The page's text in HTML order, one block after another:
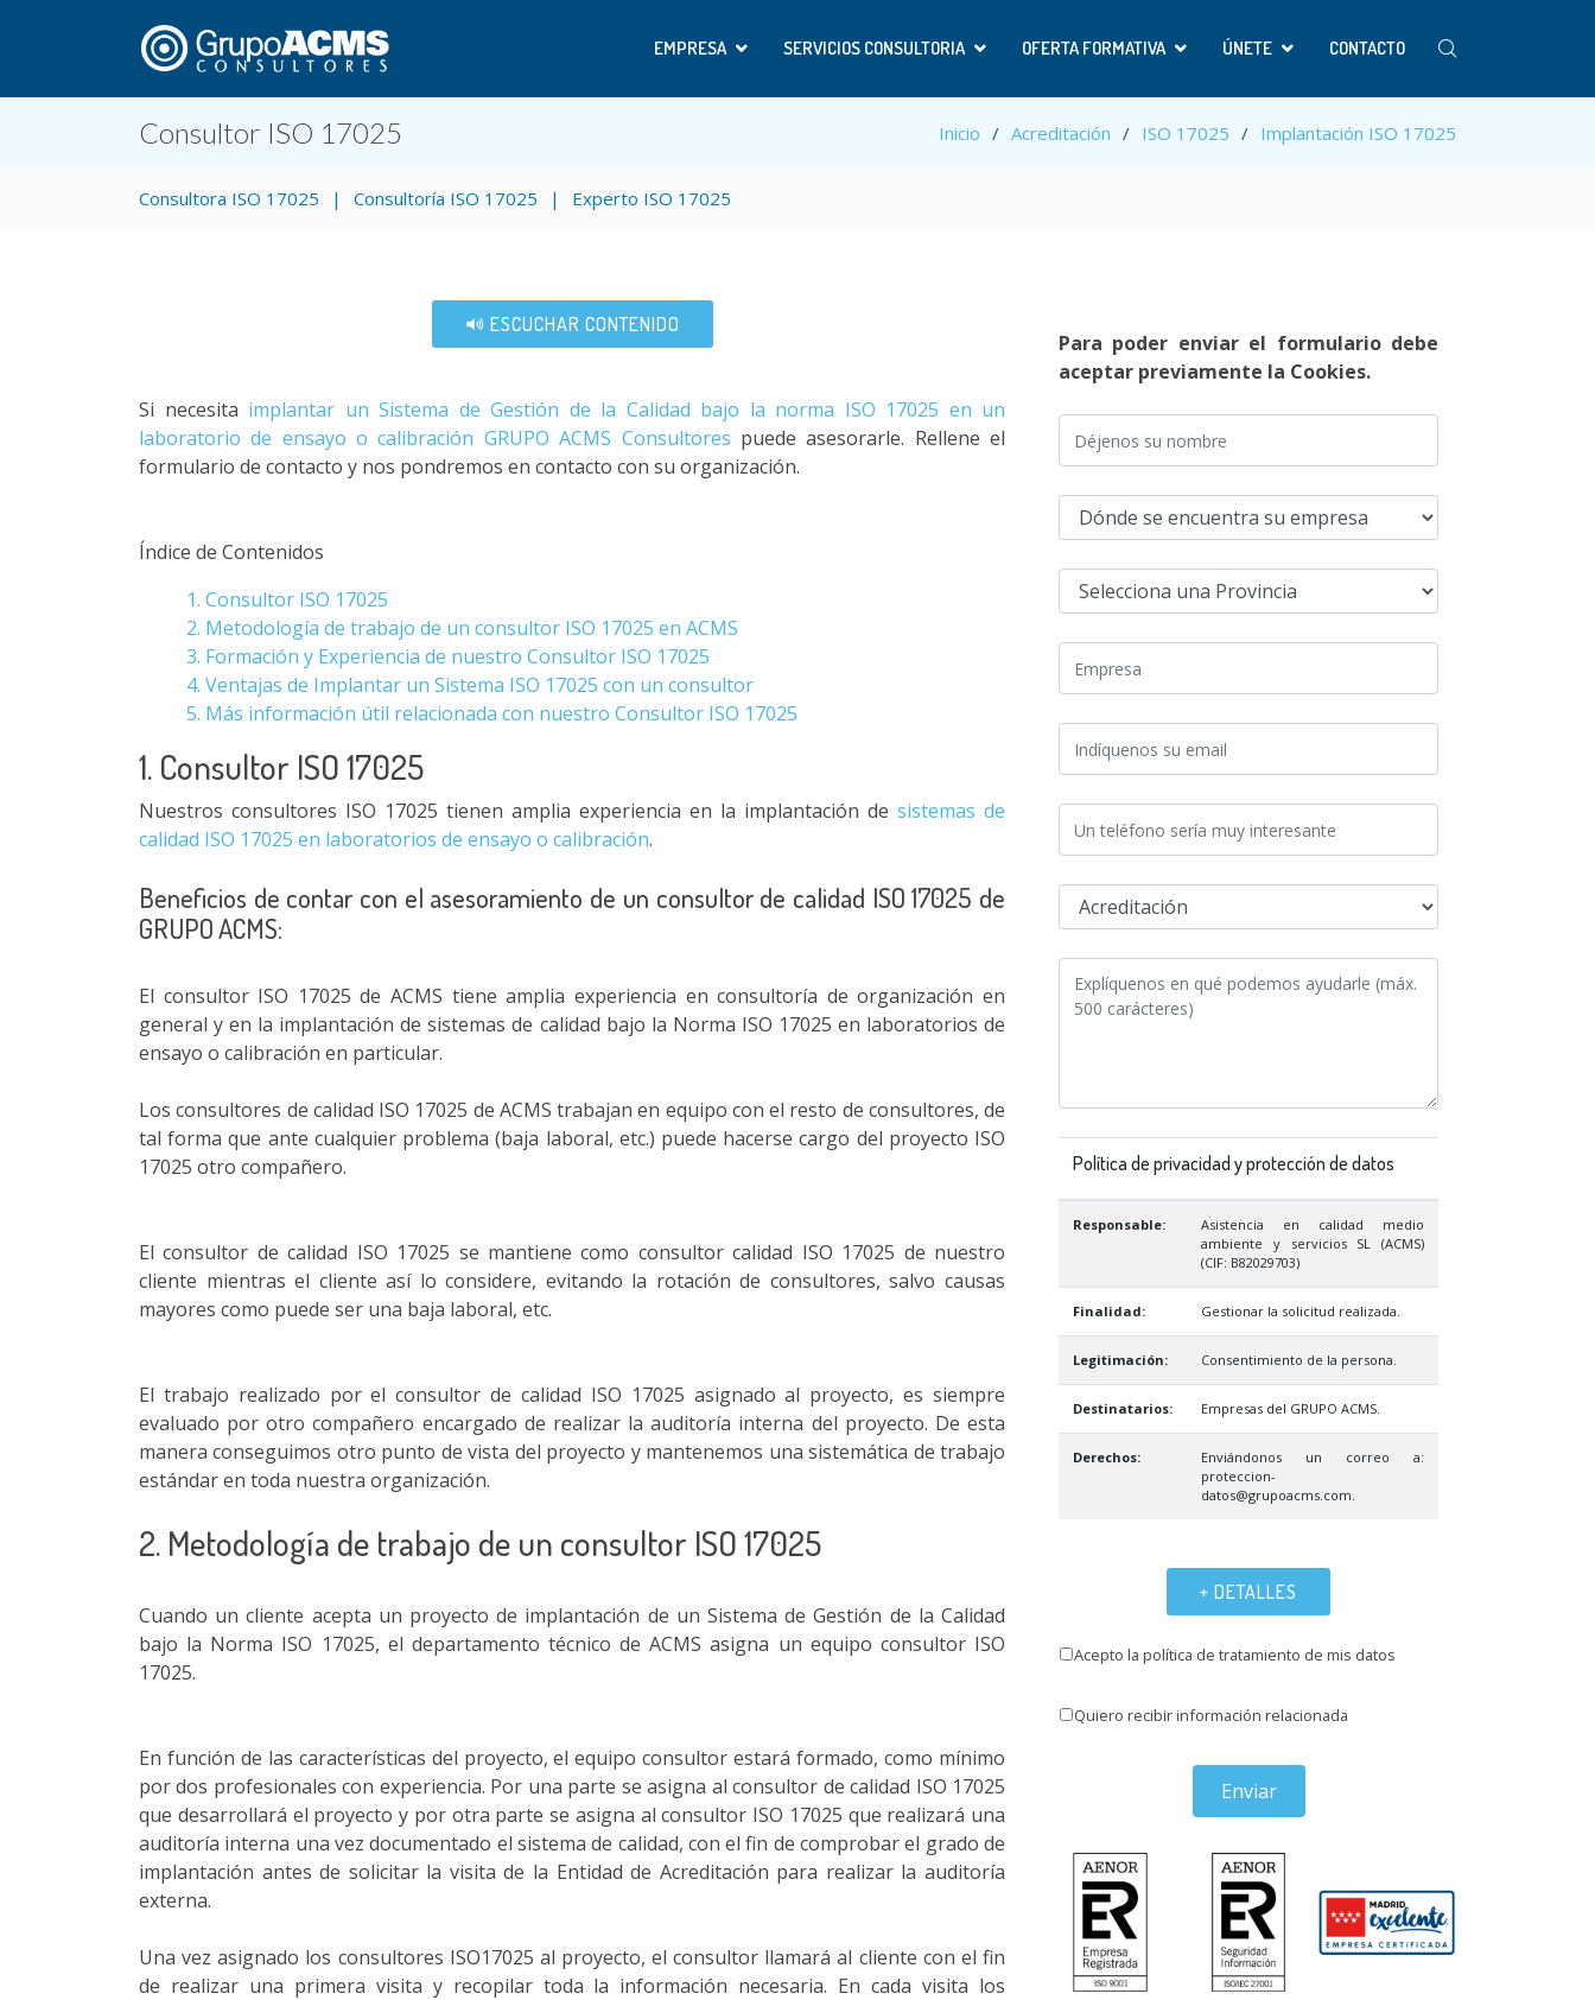
EMPRESA SERVICIOS CONSULTORIA OFERTA FORMATIVA ÚNETE CONTACTO
Consultor ISO 17025 Inicio Acreditación ISO 17025 Implantación ISO 17025
Consultora ISO 17025 Consultoría ISO 17025 Experto ISO 17025
ESCUCHAR CONTENIDO
Si necesita implantar un Sistema de Gestión de la Calidad bajo la norma ISO 17025 en un
laboratorio de ensayo o calibración GRUPO ACMS Consultores puede asesorarle. Rellene el
formulario de contacto y nos pondremos en contacto con su organización.
Índice de Contenidos
1. Consultor ISO 17025
2. Metodología de trabajo de un consultor ISO 17025 en ACMS
3. Formación y Experiencia de nuestro Consultor ISO 17025
4. Ventajas de Implantar un Sistema ISO 17025 con un consultor
5. Más información útil relacionada con nuestro Consultor ISO 17025
1. Consultor ISO 17025
Nuestros consultores ISO 17025 tienen amplia experiencia en la implantación de sistemas de
calidad ISO 17025 en laboratorios de ensayo o calibración.
Beneficios de contar con el asesoramiento de un consultor de calidad ISO 17025 de
GRUPO ACMS:
El consultor ISO 17025 de ACMS tiene amplia experiencia en consultoría de organización en
general y en la implantación de sistemas de calidad bajo la Norma ISO 17025 en laboratorios de
ensayo o calibración en particular.
Los consultores de calidad ISO 17025 de ACMS trabajan en equipo con el resto de consultores, de
tal forma que ante cualquier problema (baja laboral, etc.) puede hacerse cargo del proyecto ISO
17025 otro compañero.
El consultor de calidad ISO 17025 se mantiene como consultor calidad ISO 17025 de nuestro
cliente mientras el cliente así lo considere, evitando la rotación de consultores, salvo causas
mayores como puede ser una baja laboral, etc.
El trabajo realizado por el consultor de calidad ISO 17025 asignado al proyecto, es siempre
evaluado por otro compañero encargado de realizar la auditoría interna del proyecto. De esta
manera conseguimos otro punto de vista del proyecto y mantenemos una sistemática de trabajo
estándar en toda nuestra organización.
2. Metodología de trabajo de un consultor ISO 17025
Cuando un cliente acepta un proyecto de implantación de un Sistema de Gestión de la Calidad
bajo la Norma ISO 17025, el departamento técnico de ACMS asigna un equipo consultor ISO
17025.
En función de las características del proyecto, el equipo consultor estará formado, como mínimo
por dos profesionales con experiencia. Por una parte se asigna al consultor de calidad ISO 17025
que desarrollará el proyecto y por otra parte se asigna al consultor ISO 17025 que realizará una
auditoría interna una vez documentado el sistema de calidad, con el fin de comprobar el grado de
implantación antes de solicitar la visita de la Entidad de Acreditación para realizar la auditoría
externa.
Una vez asignado los consultores ISO17025 al proyecto, el consultor llamará al cliente con el fin
de realizar una primera visita y recopilar toda la información necesaria. En cada visita los
Para poder enviar el formulario debe
aceptar previamente la Cookies.
Política de privacidad y protección de datos
Responsable:
Asistencia en calidad medio
ambiente y servicios SL (ACMS)
(CIF: B82029703)
Finalidad: Gestionar la solicitud realizada.
Legitimación: Consentimiento de la persona.
Destinatarios: Empresas del GRUPO ACMS.
Derechos:
Enviándonos un correo a:
proteccion-
datos@grupoacms.com.
+ DETALLES
Acepto la política de tratamiento de mis datos
Quiero recibir información relacionada
Enviar